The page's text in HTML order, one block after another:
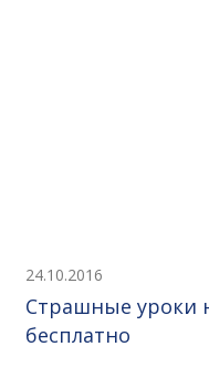
24.10.2016
Страшные уроки
бесплатно